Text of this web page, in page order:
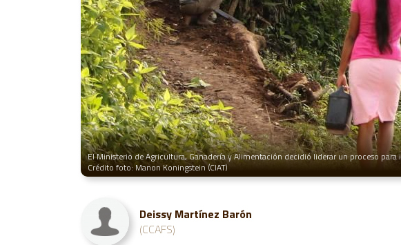
El Ministerio de Agricultura, Ganadería y Alimentación decidió liderar un proceso
Crédito foto: Manon Koningstein (CIAT)
Deissy Martínez Barón
(CCAFS)